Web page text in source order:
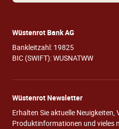
Wüstenrot Bank AG
Bankleitzahl: 19825
BIC (SWIFT): WUSNATWW
Wüstenrot Newsletter
Erhalten Sie aktuelle
Produktinformationen und vieles